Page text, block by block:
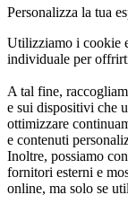
Personalizza la tua
Utilizziamo i cookie
individuale per
A tal fine,
e sui dispositivi che
ottimizzare
e contenuti
Inoltre, possiamo
fornitori esterni e
online, ma solo se